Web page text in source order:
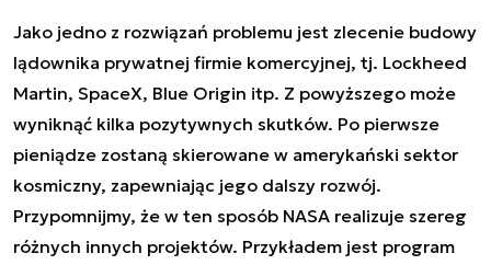
Jako jedno z rozwiązań problemu jest zlecenie budowy
lądownika prywatnej firmie komercyjnej, tj. Lockheed
Martin, SpaceX, Blue Origin itp. Z powyższego może
wyniknąć kilka pozytywnych skutków. Po pierwsze
pieniądze zostaną skierowane w amerykański sektor
kosmiczny, zapewniając jego dalszy rozwój.
Przypomnijmy, że w ten sposób NASA realizuje szereg
różnych innych projektów. Przykładem jest program